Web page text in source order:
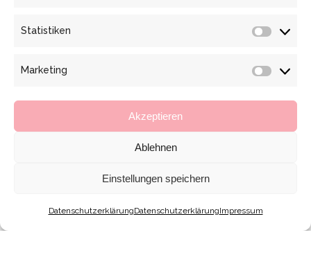
Statistiken
Marketing
Akzeptieren
Ablehnen
Einstellungen speichern
DatenschutzerklärungDatenschutzerklärungImpressum